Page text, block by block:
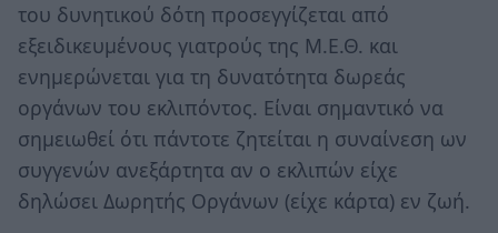
του δυνητικού δότη προσεγγίζεται από
εξειδικευμένους γιατρούς της Μ.Ε.Θ. και
ενημερώνεται για τη δυνατότητα δωρεάς
οργάνων του εκλιπόντος. Είναι σημαντικό να
σημειωθεί ότι πάντοτε ζητείται η συναίνεση ων
συγγενών ανεξάρτητα αν ο εκλιπών είχε
δηλώσει Δωρητής Οργάνων (είχε κάρτα) εν ζωή.